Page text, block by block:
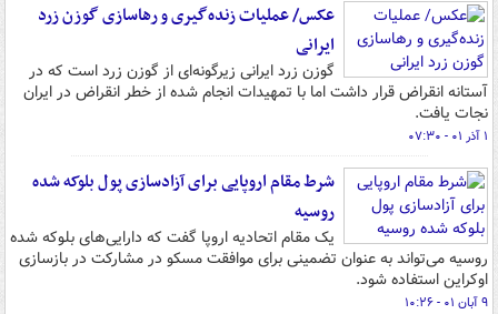
عکس/ عملیات زنده‌گیری و رهاسازی گوزن زرد
ایرانی
گوزن زرد ایرانی زیرگونه‌ای از گوزن زرد است که در
آستانه انقراض قرار داشت اما با تمهیدات انجام شده از خطر انقراض در ایران
نجات یافت.
۱ آذر ۰۱ - ۰۷:۳۰
شرط مقام اروپایی برای آزادسازی پول بلوکه شده
روسیه
یک مقام اتحادیه اروپا گفت که دارایی‌های بلوکه شده
روسیه می‌تواند به عنوان تضمینی برای موافقت مسکو در مشارکت در بازسازی
اوکراین استفاده شود.
۹ آبان ۰۱ - ۱۰:۲۶